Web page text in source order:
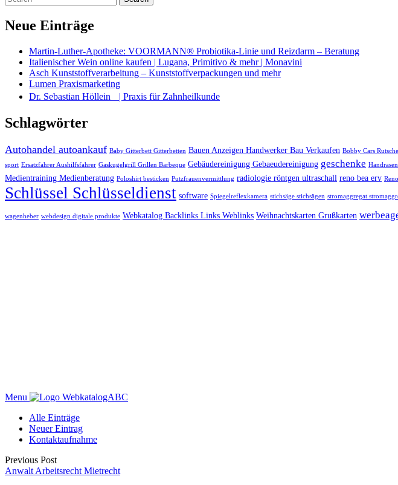
Neue Einträge
Martin-Luther-Apotheke: VOORMANN® Probiotika-Linie und Reizdarm – Beratung
Italienischer Wein online kaufen | Lugana, Primitivo & mehr | Monavini
Asch Kunststoffverarbeitung – Kunststoffverpackungen und mehr
Lumen Praxismarketing
Dr. Sebastian Höllein | Praxis für Zahnheilkunde
Schlagwörter
Autohandel autoankauf Baby Gitterbett Gitterbetten Bauen Anzeigen Handwerker Bau Verkaufen Bobby Cars
sport Ersatzfahrer Aushilfsfahrer Gaskugelgrill Grillen Barbeque Gebäudereinigung Gebaeudereinigung geschenke
Medientraining Medienberatung Poloshirt besticken Putzfrauenvermittlung radiologie röntgen ultraschall reno bea erv
Schlüssel Schlüsseldienst software Spiegelreflexkamera stichsäge stichsägen stromaggregat
wagenheber webdesign digitale produkte Webkatalog Backlinks Links Weblinks Weihnachtskarten Grußkarten
Menu
WebkatalogABC
Alle Einträge
Neuer Eintrag
Kontaktaufnahme
Previous Post
Anwalt Arbeitsrecht Mietrecht